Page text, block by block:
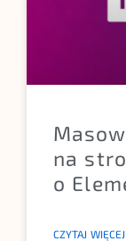
na
o
CZYTAJ